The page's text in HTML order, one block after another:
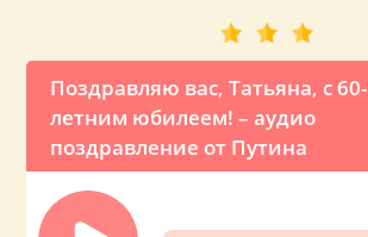
Поздравляю вас, Татьяна, с 60-
летним юбилеем! – аудио
поздравление от Путина